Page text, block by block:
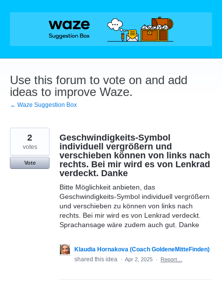
Skip
Use this forum to vote on and add
ideas to improve Waze.
← Waze Suggestion Box
Geschwindigkeits-Symbol
individuell vergrößern und
verschieben können von links nach
rechts. Bei mir wird es von Lenkrad
verdeckt. Danke
Bitte Möglichkeit anbieten, das
Geschwindigkeits-Symbol individuell vergrößern
und verschieben zu können von links nach
rechts. Bei mir wird es von Lenkrad verdeckt.
Sprachansage wäre zudem auch gut. Danke
2
votes
Vote
Klaudia Hornakova (Coach GoldeneMitteFinden)
shared this idea · Apr 2, 2025 · Report…